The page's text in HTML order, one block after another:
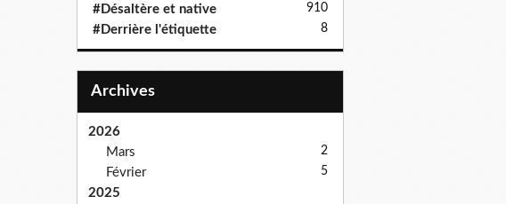
10
#Désaltère et native 9
#Derrière l'étiquette 8
Archives
2026
Mars
2
Février 5
2025